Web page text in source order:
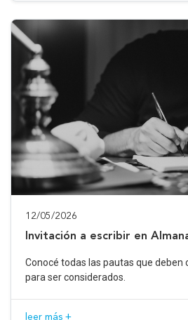
12/05/2026
Invitación a escribir en
Conocé todas las pautas que deben
para ser considerados.
leer más +